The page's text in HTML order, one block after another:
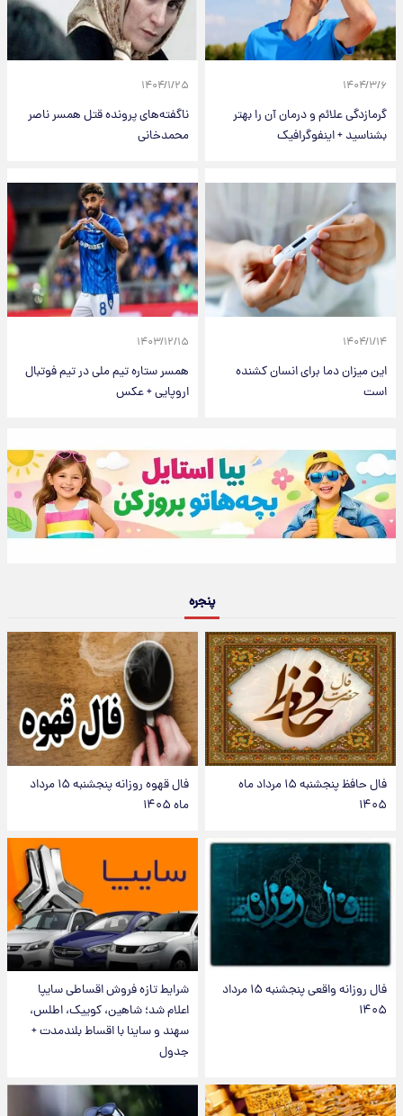
۱۴۰۴/۳/۶
گرمازدگی علائم و درمان آن را بهتر
بشناسید + اینفوگرافیک
۱۴۰۴/۱/۲۵
ناگفته‌های پرونده قتل همسر ناصر
محمدخانی
۱۴۰۴/۱/۱۴
این میزان دما برای انسان کشنده
است
۱۴۰۳/۱۲/۱۵
همسر ستاره تیم ملی در تیم فوتبال
اروپایی + عکس
پنجره
فال حافظ پنجشنبه ۱۵ مرداد ماه
۱۴۰۵
فال قهوه روزانه پنجشنبه ۱۵ مرداد
ماه ۱۴۰۵
فال روزانه واقعی پنجشنبه ۱۵ مرداد
۱۴۰۵
شرایط تازه فروش اقساطی سایپا
اعلام شد؛ شاهین، کوییک، اطلس،
سهند و ساینا با اقساط بلندمدت +
جدول